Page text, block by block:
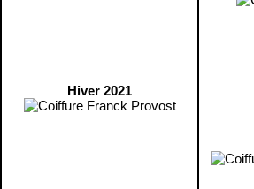
Hiver 2021